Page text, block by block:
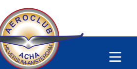
SKM
is alleen voor de
onze club. Sorry. U kunt